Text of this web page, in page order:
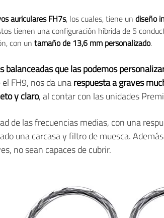
auriculares FH7s, los cuales, tiene un diseño
tienen una configuración híbrida de 5
con un tamaño de 13,6 mm personalizado.
balanceadas que las podemos
FH9, nos da unarespuesta a graves
y claro, al contar con las unidades
de las frecuencias medias, con una
una carcasa y filtro de muesca.
no sean capaces de cubrir.